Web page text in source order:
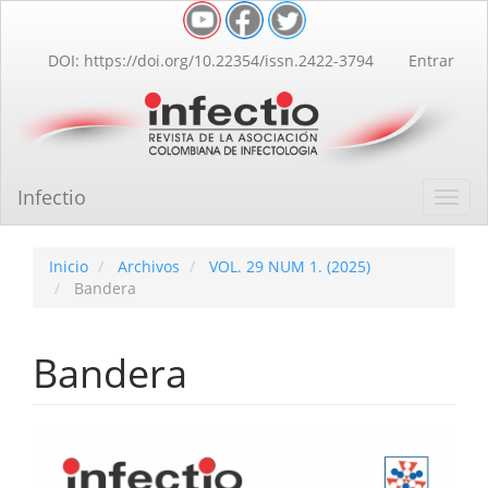
Contenido
principal
lateral
DOI: https://doi.org/10.22354/issn.2422-3794 Entrar
Infectio
Inicio Archivos
VOL. 29 NUM 1. (2025)
Bandera
Bandera